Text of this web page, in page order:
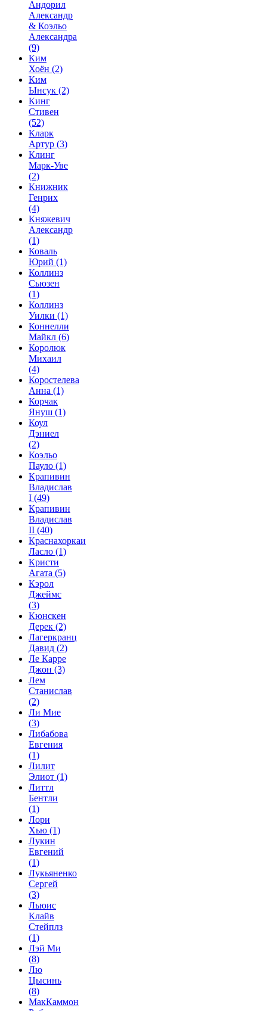
Андорил
Александр
& Коэльо
Александра
(9)
Ким
Хоён (2)
Ким
Ынсук (2)
Кинг
Стивен
(52)
Кларк
Артур (3)
Клинг
Марк-Уве
(2)
Книжник
Генрих
(4)
Княжевич
Александр
(1)
Коваль
Юрий (1)
Коллинз
Сьюзен
(1)
Коллинз
Уилки (1)
Коннелли
Майкл (6)
Королюк
Михаил
(4)
Коростелева
Анна (1)
Корчак
Януш (1)
Коул
Дэниел
(2)
Коэльо
Пауло (1)
Крапивин
Владислав
I (49)
Крапивин
Владислав
II (40)
Краснахоркаи
Ласло (1)
Кристи
Агата (5)
Кэрол
Джеймс
(3)
Кюнскен
Дерек (2)
Лагеркранц
Давид (2)
Ле Карре
Джон (3)
Лем
Станислав
(2)
Ли Мие
(3)
Либабова
Евгения
(1)
Лилит
Элиот (1)
Литтл
Бентли
(1)
Лори
Хью (1)
Лукин
Евгений
(1)
Лукьяненко
Сергей
(3)
Льюис
Клайв
Стейплз
(1)
Лэй Ми
(8)
Лю
Цысинь
(8)
МакКаммон